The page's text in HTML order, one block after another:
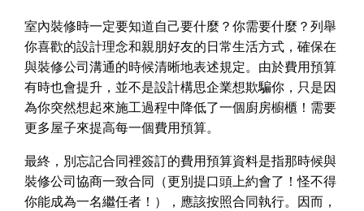
室內裝修時一定要知道自己要什麼？你需要什麼？列舉
你喜歡的設計理念和親朋好友的日常生活方式，確保在
與裝修公司溝通的時候清晰地表述規定。由於費用預算
有時也會提升，並不是設計構思企業想欺騙你，只是因
為你突然想起來施工過程中降低了一個廚房櫥櫃！需要
更多屋子來提高每一個費用預算。
最終，別忘記合同裡簽訂的費用預算資料是指那時候與
裝修公司協商一致合同（更別提口頭上約會了！怪不得
你能成為一名繼任者！），應該按照合同執行。因而，